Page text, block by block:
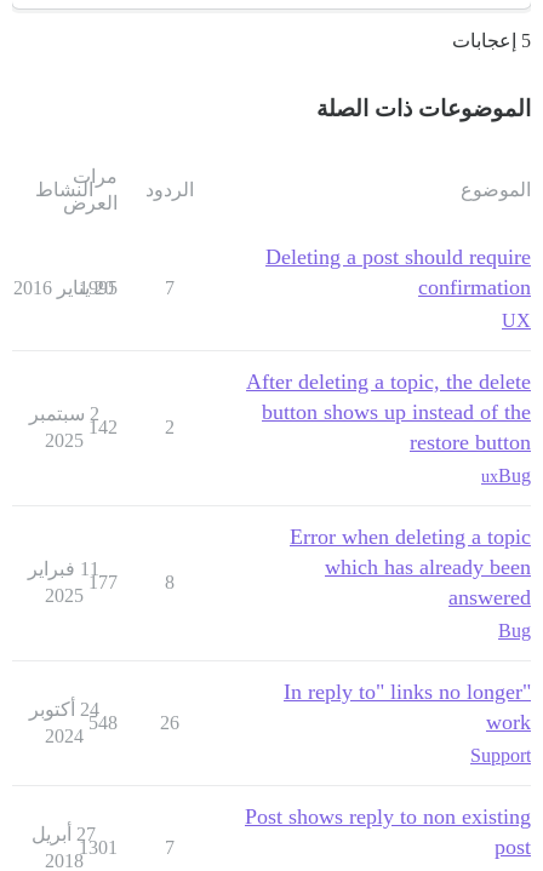
5 إعجابات
الموضوعات ذات الصلة
الموضوع الردود
مرات
العرض
النشاط
Deleting a post should require
confirmation
UX
7
1995
20 يناير 2016
After deleting a topic, the delete
button shows up instead of the
restore button
Bug
ux
2
142
2 سبتمبر
2025
Error when deleting a topic
which has already been
answered
Bug
8
177
11 فبراير
2025
"In reply to" links no longer
work
Support
26
548
24 أكتوبر
2024
Post shows reply to non existing
post
7
1301
27 أبريل
2018